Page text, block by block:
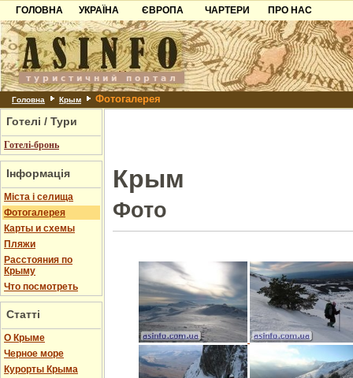
ГОЛОВНА
УКРАЇНА
Карпати
Азов
Причорноморря
Шацьк
ЄВРОПА
Чорногорія
Хорватія
Болгарія
Албанія
ЧАРТЕРИ
ПРО НАС
Контакти
Партнерам
Додати готель
Головна Крым Фотогалерея
Готелі / Тури
Готелі-бронь
Інформація
Міста і селища
Фотогалерея
Карты и схемы
Пляжи
Расстояния по
Крыму
Что посмотреть
Статті
О Крыме
Черное море
Курорты Крыма
Крым
Фото